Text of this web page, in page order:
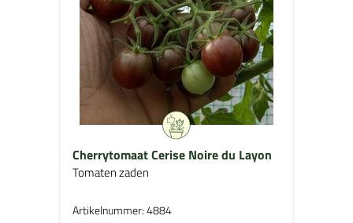
Cherrytomaat Cerise Noire du Layon
Tomaten zaden
Artikelnummer: 4884